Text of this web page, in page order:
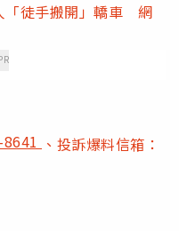
「徒手搬開」轎車 網
、投訴爆料信箱：